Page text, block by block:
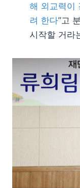
해 외교력이
려 한다”고
시작할 거라